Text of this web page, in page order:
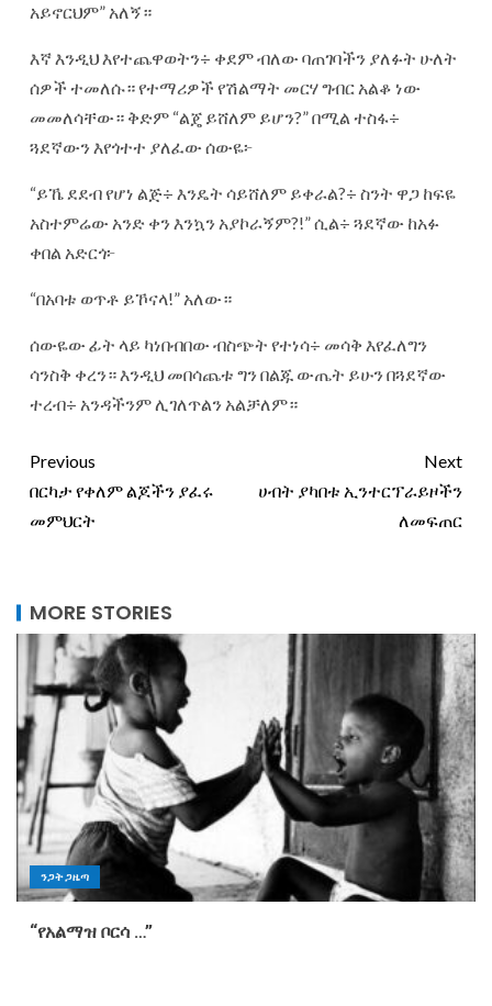
አይኖርህም” አለኝ።
እኛ እንዲህ እየተጨዋወትን÷ ቀደም ብለው ባጠገባችን ያለፉት ሁለት
ሰዎች ተመለሱ። የተማሪዎች የሽልማት መርሃ ግብር አልቆ ነው
መመለሳቸው። ቅድም “ልጄ ይሸለም ይሆን?” በሚል ተስፋ÷
ጓደኛውን እየጎተተ ያለፈው ሰውዬ፦
“ይኼ ደደብ የሆነ ልጅ÷ እንዴት ሳይሸለም ይቀራል?÷ ስንት ዋጋ ከፍዬ
አስተምሬው አንድ ቀን እንኳን አያኮራኝም?!” ሲል÷ ጓደኛው ከአፉ
ቀበል አድርጎ፦
“በአባቱ ወጥቶ ይኾናላ!” አለው።
ሰውዬው ፊት ላይ ካነበብበው ብስጭት የተነሳ÷ መሳቅ እየፈለግን
ሳንስቅ ቀረን። እንዲህ መበሳጨቱ ግን በልጁ ውጤት ይሁን በጓደኛው
ተረብ÷ አንዳችንም ሊገለጥልን አልቻለም።
Previous
በርካታ የቀለም ልጆችን ያፈሩ
መምህርት
Next
ሀብት ያካበቱ ኢንተርፕራይዞችን
ለመፍጠር
MORE STORIES
ንጋት ጋዜጣ
“የአልማዝ ቦርሳ …”